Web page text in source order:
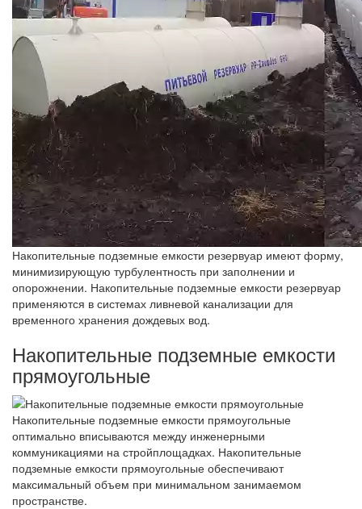
Накопительные подземные емкости резервуар имеют форму,
минимизирующую турбулентность при заполнении и
опорожнении. Накопительные подземные емкости резервуар
применяются в системах ливневой канализации для
временного хранения дождевых вод.
Накопительные подземные емкости
прямоугольные
Накопительные подземные емкости прямоугольные
оптимально вписываются между инженерными
коммуникациями на стройплощадках. Накопительные
подземные емкости прямоугольные обеспечивают
максимальный объем при минимальном занимаемом
пространстве.